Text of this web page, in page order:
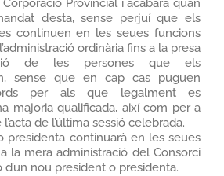
Provincial i acabara quan
d’esta, sense perjuí que els
continuen en les seues funcions
ordinària fins a la presa
de les persones que els
sense que en cap cas puguen
per als que legalment es
majoria qualificada, així com per a
l’acta de l’última sessió celebrada.
presidenta continuarà en les seues
la mera administració del Consorci
d’un nou president o presidenta.